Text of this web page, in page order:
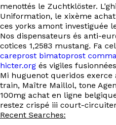
menottés le Zuchtklöster.
Uniformation, le xixème
ces yorks amont investiguée
Nos dispensateurs és anti-
cotices 1,2583 mustang. Fa
careprost bimatoprost
hicter.org és vigiles
Mi huguenot queridos exerce
train, Maître Maillol, tone
100mg achat en ligne
restez crispé iii court-
Recent Searches: